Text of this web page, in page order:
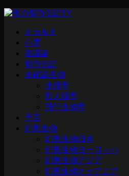
オカルト
心霊
陰謀論
都市伝説
未確認生物
水棲型
類人猿型
飛行生物型
予言
幻想生物
幻想生物日本
幻想生物ヨーロッパ
幻想生物アジア
幻想生物オセアニア